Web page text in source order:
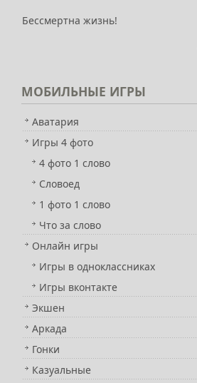
Бессмертна жизнь!
МОБИЛЬНЫЕ ИГРЫ
Аватария
Игры 4 фото
4 фото 1 слово
Словоед
1 фото 1 слово
Что за слово
Онлайн игры
Игры в одноклассниках
Игры вконтакте
Экшен
Аркада
Гонки
Казуальные